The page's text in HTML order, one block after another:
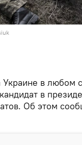
в любом
в
Об этом